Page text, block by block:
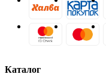
Каталог